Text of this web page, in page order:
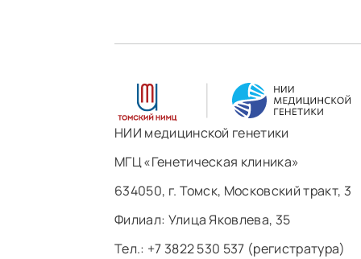
НИИ медицинской генетики
МГЦ «Генетическая клиника»
634050, г. Томск, Московский тракт, 3
Филиал: ​Улица Яковлева, 35
Тел.: +7 3822 530 537 (регистратура)